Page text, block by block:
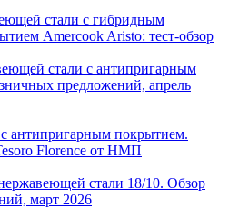
стали с гибридным
Amercook Aristo: тест-обзор
стали с антипригарным
предложений, апрель
с антипригарным покрытием.
Florence от НМП
стали 18/10. Обзор
март 2026